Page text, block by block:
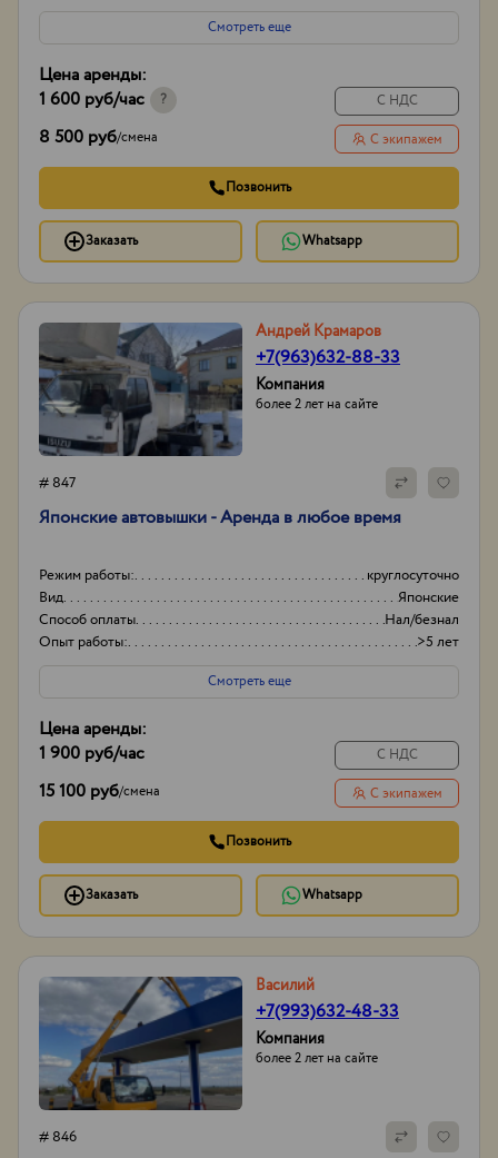
Смотреть еще
Цена аренды:
1 600 руб/час ?
8 500 руб/смена
С НДС
С экипажем
Позвонить
Заказать Whatsapp
Андрей Крамаров
+7(963)632-88-33
Компания
более 2 лет на сайте
# 847
Японские автовышки - Аренда в любое время
Режим работы:
круглосуточно
Вид
Японские
Способ оплаты
Нал/безнал
Опыт работы:
>5 лет
Смотреть еще
Цена аренды:
1 900 руб/час
15 100 руб/смена
С НДС
С экипажем
Позвонить
Заказать Whatsapp
Василий
+7(993)632-48-33
Компания
более 2 лет на сайте
# 846